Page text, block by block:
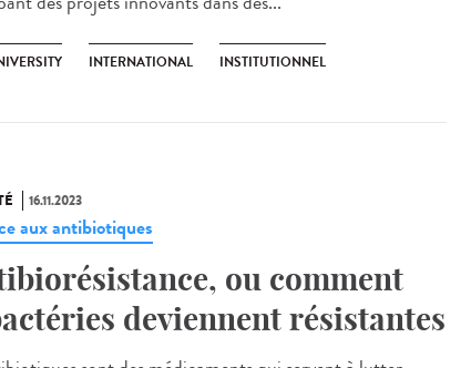
INTERNATIONAL INSTITUTIONNEL
16.11.2023
aux antibiotiques
ou comment
deviennent résistantes